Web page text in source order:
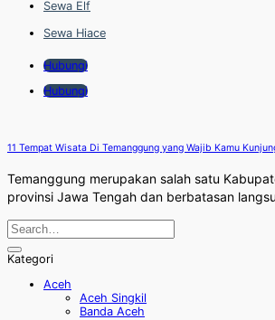
Sewa Elf
Sewa Hiace
Hubungi
Hubungi
11 Tempat Wisata Di Temanggung yang Wajib Kamu
Temanggung merupakan salah satu
provinsi Jawa Tengah dan berbatasan
Kategori
Aceh
Aceh Singkil
Banda Aceh